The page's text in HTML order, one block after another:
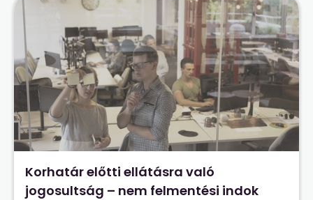
Korhatár előtti ellátásra való
jogosultság – nem felmentési indok